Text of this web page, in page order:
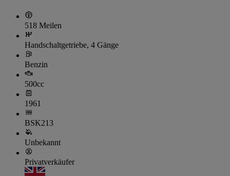
518 Meilen
Handschaltgetriebe, 4 Gänge
Benzin
500cc
1961
BSK213
Unbekannt
Privatverkäufer